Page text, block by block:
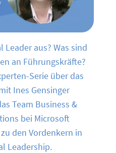
Leader aus? Was sind
an Führungskräfte?
Serie über das
Ines Gensinger
Team Business &
bei Microsoft
den Vordenkern in
Leadership.